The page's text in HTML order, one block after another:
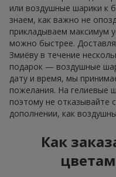
или воздушные шарики к
знаем, как важно не
прикладываем максимум
можно быстрее.
Змиёву в течение
подарок — воздушные
дату и время, мы
пожелания. На гелиевые
поэтому не отказывайте
дополнении, как
Как